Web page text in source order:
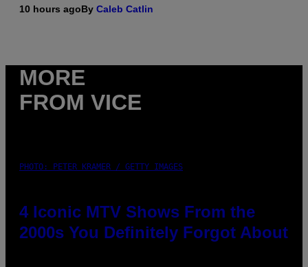
10 hours agoBy Caleb Catlin
MORE
FROM VICE
PHOTO: PETER KRAMER / GETTY IMAGES
4 Iconic MTV Shows From the
2000s You Definitely Forgot About